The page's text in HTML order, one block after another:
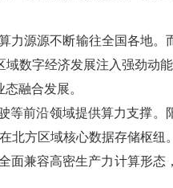
力源源不断输往全国各地。
数字经济发展注入强劲动能
融合发展。
等前沿领域提供算力支撑。
北方区域核心数据存储枢纽。
面兼容高密生产力计算形态